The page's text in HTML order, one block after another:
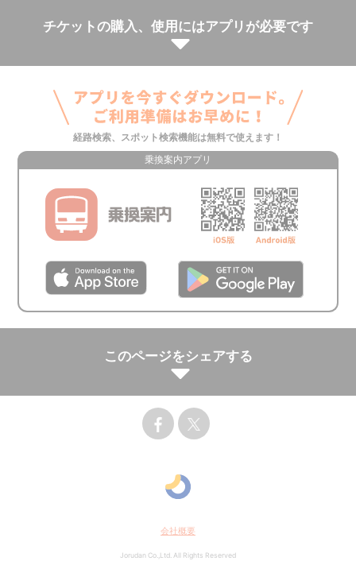
チケットの購入、使用にはアプリが必要です
経路検索、スポット検索機能は無料で使えます！
乗換案内アプリ
このページをシェアする
会社概要
Jorudan Co.,Ltd. All Rights Reserved